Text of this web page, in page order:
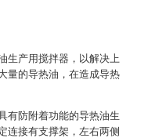
生产用搅拌器，以解决上
量的导热油，在造成导热
有防附着功能的导热油生
连接有支撑架，左右两侧